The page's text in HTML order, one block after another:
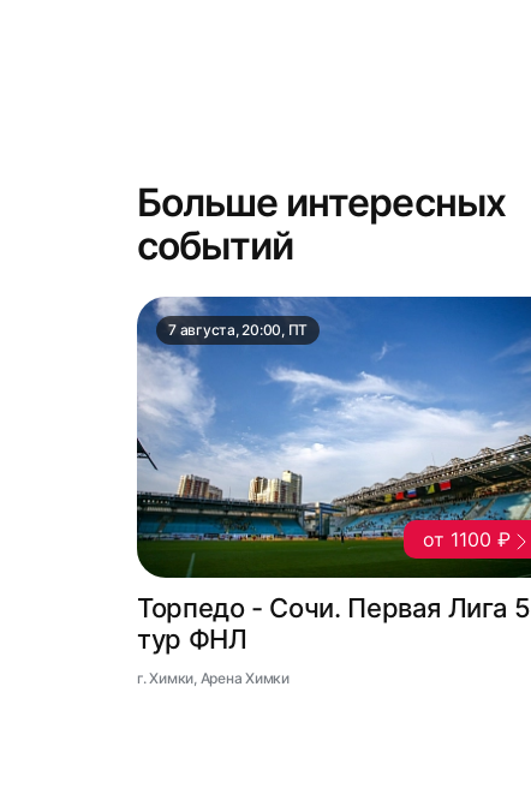
Больше интересных
событий
7 августа, 20:00, ПТ
от 1100 ₽
Торпедо - Сочи. Первая Лига 5
тур ФНЛ
г. Химки, Арена Химки